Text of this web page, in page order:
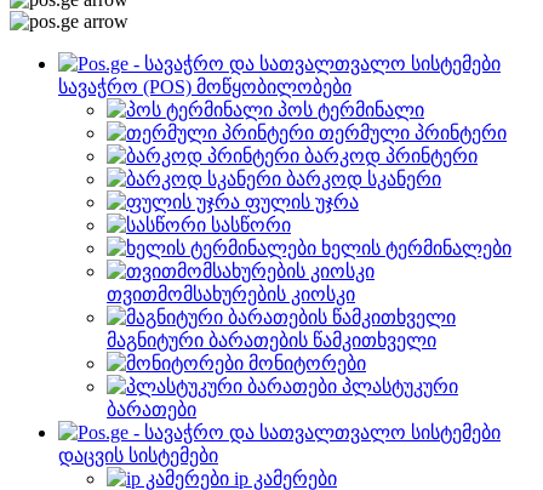
სავაჭრო (POS) მოწყობილობები
პოს ტერმინალი
თერმული პრინტერი
ბარკოდ პრინტერი
ბარკოდ სკანერი
ფულის უჯრა
სასწორი
ხელის ტერმინალები
თვითმომსახურების კიოსკი
მაგნიტური ბარათების წამკითხველი
მონიტორები
პლასტუკური
ბარათები
დაცვის სისტემები
ip კამერები